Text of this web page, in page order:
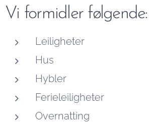
Vi formidler følgende:
Leiligheter
Hus
Hybler
Ferieleiligheter
Overnatting